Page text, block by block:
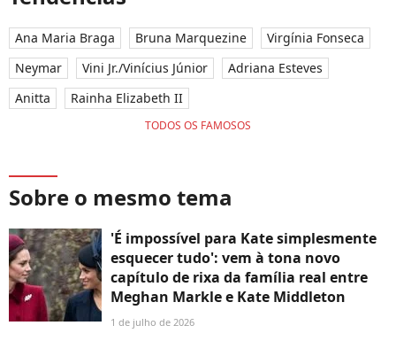
Ana Maria Braga Bruna Marquezine
Virgínia Fonseca
Neymar
Vini Jr./Vinícius Júnior
Adriana Esteves
Anitta
Rainha Elizabeth II
TODOS OS FAMOSOS
Sobre o mesmo tema
'É impossível para Kate simplesmente
esquecer tudo': vem à tona novo
capítulo de rixa da família real entre
Meghan Markle e Kate Middleton
1 de julho de 2026